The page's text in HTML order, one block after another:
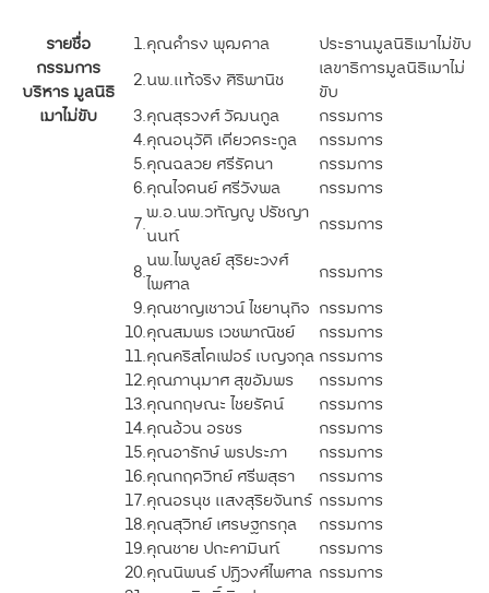
รายชื่อ
กรรมการ
บริหาร มูลนิธิ
เมาไม่ขับ
1.คุณดำรง พุฒตาล
ประธานมูลนิธิเมาไม่ขับ
2.นพ.แท้จริง ศิริพานิช
เลขาธิการมูลนิธิเมาไม่
ขับ
3.คุณสุรวงศ์ วัฒนกูล
กรรมการ
4.คุณอนุวัติ เตียวตระกูล
กรรมการ
5.คุณฉลวย ศรีรัตนา
กรรมการ
6.คุณไจตนย์ ศรีวังพล
กรรมการ
7.พ.อ.นพ.วทัญญู ปรัชญา
นนท์
กรรมการ
8.นพ.ไพบูลย์ สุริยะวงศ์
ไพศาล
กรรมการ
9.คุณชาญเชาวน์ ไชยานุกิจ กรรมการ
10.คุณสมพร เวชพาณิชย์
กรรมการ
11.คุณคริสโตเฟอร์ เบญจกุล กรรมการ
12.คุณภานุมาศ สุขอัมพร
กรรมการ
13.คุณกฤษณะ ไชยรัตน์
กรรมการ
14.คุณอ้วน อรชร
กรรมการ
15.คุณอารักษ์ พรประภา
กรรมการ
16.คุณกฤตวิทย์ ศรีพสุธา
กรรมการ
17.คุณอรนุช แสงสุริยจันทร์ กรรมการ
18.คุณสุวิทย์ เศรษฐกรกุล
กรรมการ
19.คุณชาย ปถะคามินท์
กรรมการ
20.คุณนิพนธ์ ปฏิวงศ์ไพศาล กรรมการ